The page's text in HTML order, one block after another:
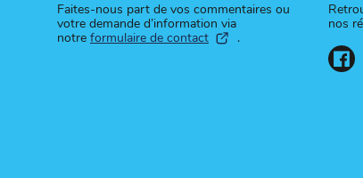
Faites-nous part de vos commentaires ou
votre demande d’information via
notre formulaire de contact .
nos
sur